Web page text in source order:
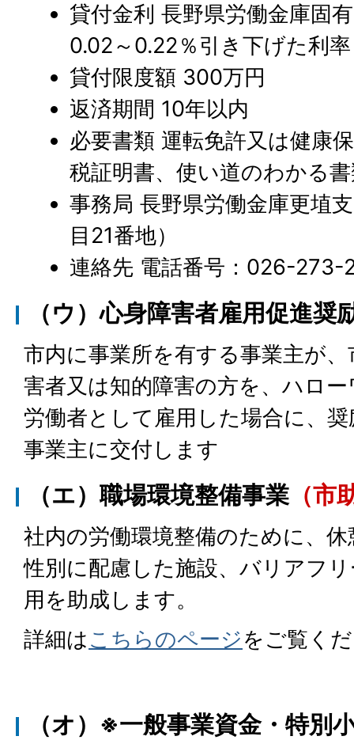
貸付金利 長野県労働金庫固
0.02～0.22％引き下げた利率
貸付限度額 300万円
返済期間 10年以内
必要書類 運転免許又は健康
税証明書、使い道のわかる
事務局 長野県労働金庫更埴
目21番地）
連絡先 電話番号：026-273-
（ウ）心身障害者雇用促進奨
市内に事業所を有する事業主が
害者又は知的障害の方を、ハロ
労働者として雇用した場合に、
事業主に交付します
（エ）職場環境整備事業 （市
社内の労働環境整備のために、
性別に配慮した施設、バリアフ
用を助成します。
詳細はこちらのページをご覧く
（オ）※一般事業資金・特別